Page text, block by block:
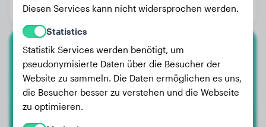
Geschlecht:
Hündinn
Papillon
Ezra
Diesen Services kann nicht widersprochen werden.
Statistics
Statistik Services werden benötigt, um
pseudonymisierte Daten über die Besucher der
Website zu sammeln. Die Daten ermöglichen es uns,
die Besucher besser zu verstehen und die Webseite
zu optimieren.